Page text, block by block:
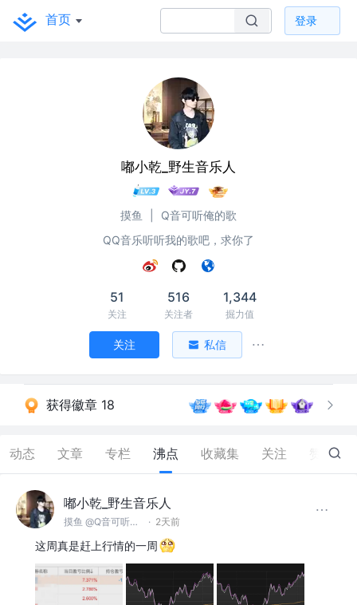
首页 登录
嘟小乾_野生音乐人
摸鱼
Q音可听俺的歌
QQ音乐听听我的歌吧，求你了
51
关注
516
关注者
1,344
掘力值
关注 私信
获得徽章 18
动态 文章 专栏 沸点 收藏集 关注 77
嘟小乾_野生音乐人
摸鱼 @Q音可听俺的歌 · 2天前
这周真是赶上行情的一周